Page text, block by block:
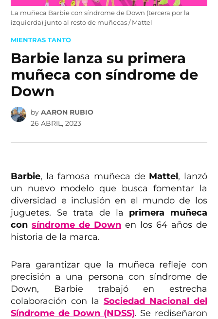
La muñeca Barbie con síndrome de Down (tercera por la
izquierda) junto al resto de muñecas / Mattel
POSTED
MIENTRAS TANTO
Barbie lanza su primera
muñeca con síndrome de
Down
by AARON RUBIO
26 ABRIL, 2023
Barbie, la famosa muñeca de Mattel, lanzó
un nuevo modelo que busca fomentar la
diversidad e inclusión en el mundo de los
juguetes. Se trata de la primera muñeca
consíndrome de Down en los 64 años de
historia de la marca.
Para garantizar que la muñeca refleje con
precisión a una persona con síndrome de
Down, Barbie trabajó en estrecha
colaboración con la Sociedad Nacional del
Síndrome de Down (NDSS). Se rediseñaron